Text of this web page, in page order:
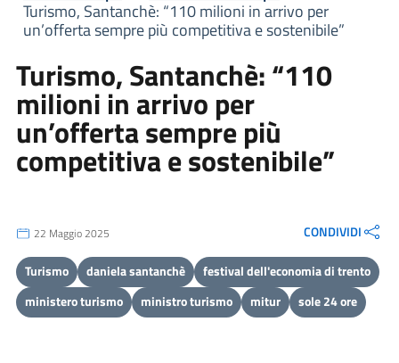
Turismo, Santanchè: “110 milioni in arrivo per
un’offerta sempre più competitiva e sostenibile”
Turismo, Santanchè: “110
milioni in arrivo per
un’offerta sempre più
competitiva e sostenibile”
22 Maggio 2025 CONDIVIDI
Turismo daniela santanchè
festival dell'economia di trento
ministero turismo
ministro turismo mitur sole 24 ore